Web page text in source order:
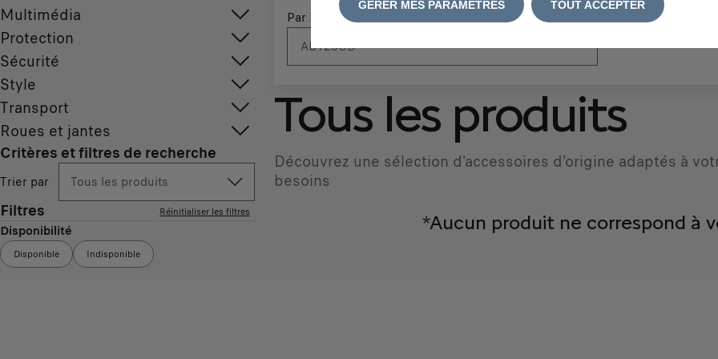
Multimédia
Protection
Sécurité
Style
Transport
Roues et jantes
Critères et filtres de recherche
Trier par Tous les produits
Filtres Réinitialiser les filtres
Disponibilité
Disponible Indisponible
Par N° d'immatriculation
Tous les produits
Découvrez une sélection d'accessoires d'origine adaptés à
besoins
*Aucun produit ne correspond à
GÉRER MES PARAMÈTRES TOUT ACCEPTER